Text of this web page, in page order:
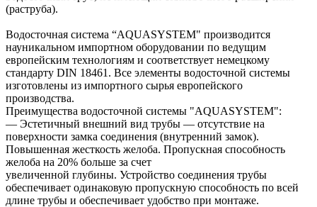
(раструба).
Водосточная система “AQUASYSTEM" производится
науникальном импортном оборудовании по ведущим
европейским технологиям и соответствует немецкому
стандарту DIN 18461. Все элементы водосточной системы
изготовлены из импортного сырья европейского
производства.
Преимущества водосточной системы "AQUASYSTEM":
— Эстетичный внешний вид трубы — отсутствие на
поверхности замка соединения (внутренний замок).
Повышенная жесткость желоба. Пропускная способность
желоба на 20% больше за счет
увеличенной глубины. Устройство соединения трубы
обеспечивает одинаковую пропускную способность по всей
длине трубы и обеспечивает удобство при монтаже.